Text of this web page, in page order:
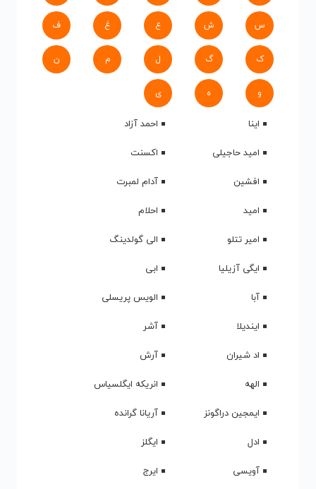
س ش ع غ ف
ک گ ل م ن
و ه ی
اینا
احمد آزاد
امید حاجیلی
اکسنت
افشین
آدام لمبرت
امید
احلام
امیر تتلو
الی گولدینگ
ایگی آزیلیا
ابی
آبا
الویس پریسلی
ایندیلا
آشر
اد شیران
آرش
الهه
انریکه ایگلسیاس
ایمجین دراگونز
آریانا گرانده
ادل
ایگلز
آویسی
ایرج